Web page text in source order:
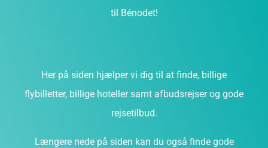
til Bénodet!
Her på siden hjælper vi dig til at finde, billige
flybilletter, billige hoteller samt afbudsrejser og gode
rejsetilbud.
Længere nede på siden kan du også finde gode